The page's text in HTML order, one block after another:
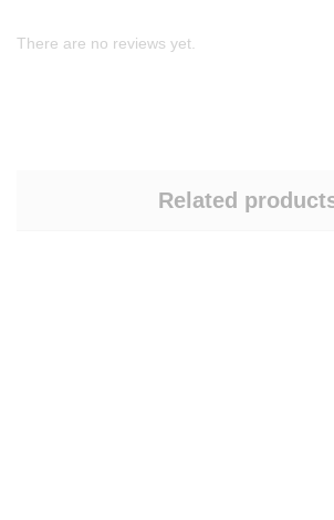
There are no reviews yet.
Related